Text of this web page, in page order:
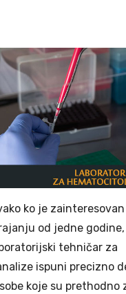
ko je
od jedne godine,
tehničar za
ispuni precizno
koje su prethodno